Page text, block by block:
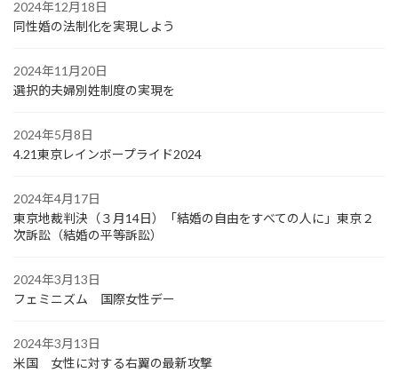
2024年12月18日
同性婚の法制化を実現しよう
2024年11月20日
選択的夫婦別姓制度の実現を
2024年5月8日
4.21東京レインボープライド2024
2024年4月17日
東京地裁判決（３月14日）「結婚の自由をすべての人に」東京２
次訴訟（結婚の平等訴訟）
2024年3月13日
フェミニズム 国際女性デー
2024年3月13日
米国 女性に対する右翼の最新攻撃